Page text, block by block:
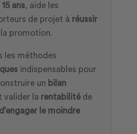
ans, aide les
de projet à réussir
promotion.
les méthodes
indispensables pour
un bilan
valider la rentabilité de
le moindre